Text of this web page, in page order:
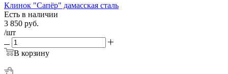
Клинок "Сапёр" дамасская сталь
Есть в наличии
3 850 руб.
/шт
В корзину